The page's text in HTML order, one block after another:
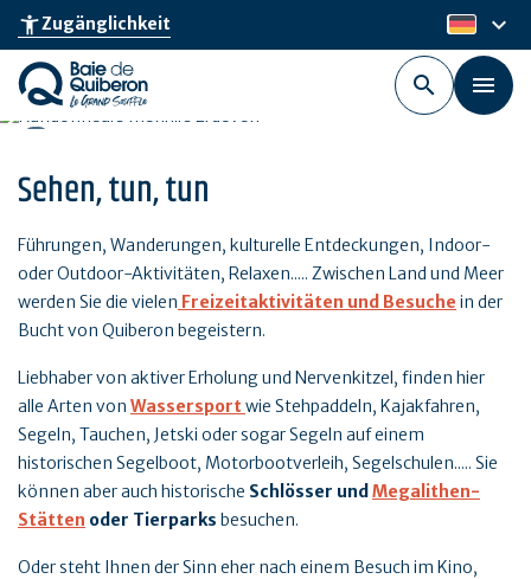
Skip
main
content
accessibility_newZugänglichkeit de
keyboard_arrow_down
Sehen, tun, tun
Führungen, Wanderungen, kulturelle Entdeckungen, Indoor-
oder Outdoor-Aktivitäten, Relaxen..... Zwischen Land und Meer
werden Sie die vielen Freizeitaktivitäten und Besuche in der
Bucht von Quiberon begeistern.
Liebhaber von aktiver Erholung und Nervenkitzel, finden hier
alle Arten von Wassersport wie Stehpaddeln, Kajakfahren,
Segeln, Tauchen, Jetski oder sogar Segeln auf einem
historischen Segelboot, Motorbootverleih, Segelschulen..... Sie
können aber auch historische Schlösser und Megalithen-
Stätten oder Tierparks besuchen.
Oder steht Ihnen der Sinn eher nach einem Besuch im Kino,